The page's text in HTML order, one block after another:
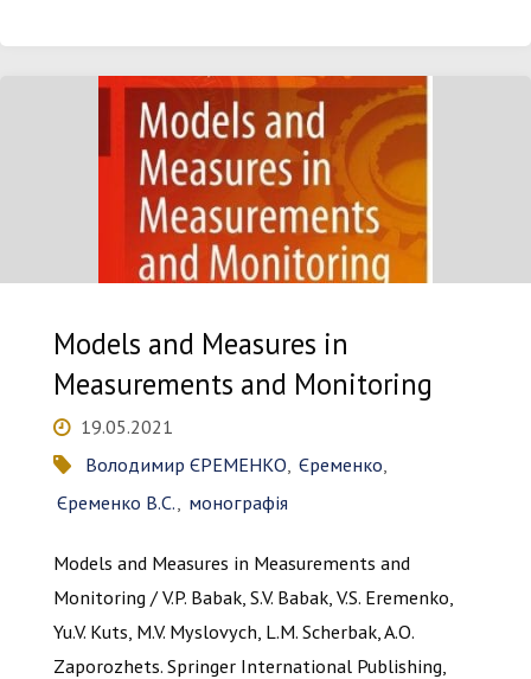
Models and Measures in
Measurements and Monitoring
19.05.2021
Володимир ЄРЕМЕНКО Єременко
Єременко В.С.
монографія
Models and Measures in Measurements and
Monitoring / V.P. Babak, S.V. Babak, V.S. Eremenko,
Yu.V. Kuts, M.V. Myslovych, L.M. Scherbak, A.O.
Zaporozhets. Springer International Publishing,